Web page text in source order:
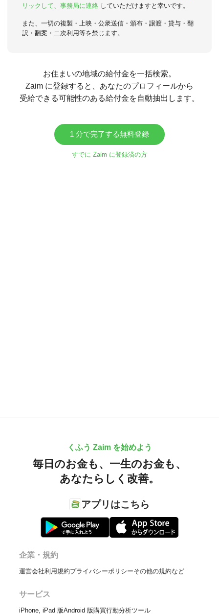
リックして、事務局に連絡 していただけますと幸いです。
また、一切の複製・上映・公衆送信・頒布・譲渡・貸与・翻
訳・翻案・二次利用等を禁じます。
お住まいの地域の給付金を一括検索。
Zaim に登録すると、あなたのプロフィールから
受給できる可能性のある給付金を自動抽出します。
1 分で完了する無料登録
すでに Zaim に登録済の方
くふう Zaim を始めよう
毎日のお金も、 一生のお金も、
あなたらしく改善。
アプリはこちら
企業・規約
運営会社利用規約プライバシーポリシーその他の規約など
サービス
iPhone, iPad 版Android 版購買行動分析ツール